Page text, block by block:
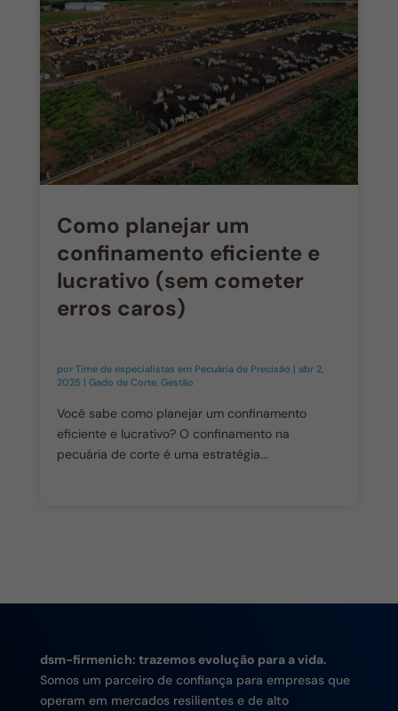
Como planejar um
confinamento eficiente e
lucrativo (sem cometer
erros caros)
por Time de especialistas em Pecuária de Precisão | abr 2,
2025 | Gado de Corte, Gestão
Você sabe como planejar um confinamento
eficiente e lucrativo? O confinamento na
pecuária de corte é uma estratégia...
dsm-firmenich: trazemos evolução para a vida.
Somos um parceiro de confiança para empresas que
operam em mercados resilientes e de alto